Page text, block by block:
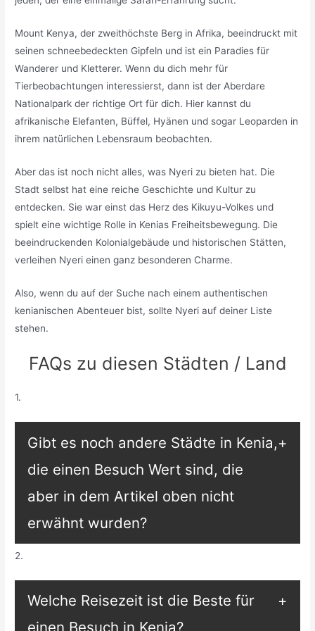
Mount Kenya, der zweithöchste Berg in Afrika, beeindruckt mit
seinen schneebedeckten Gipfeln und ist ein Paradies für
Wanderer und Kletterer. Wenn du dich mehr für
Tierbeobachtungen interessierst, dann ist der Aberdare
Nationalpark der richtige Ort für dich. Hier kannst du
afrikanische Elefanten, Büffel, Hyänen und sogar Leoparden in
ihrem natürlichen Lebensraum beobachten.
Aber das ist noch nicht alles, was Nyeri zu bieten hat. Die
Stadt selbst hat eine reiche Geschichte und Kultur zu
entdecken. Sie war einst das Herz des Kikuyu-Volkes und
spielt eine wichtige Rolle in Kenias Freiheitsbewegung. Die
beeindruckenden Kolonialgebäude und historischen Stätten,
verleihen Nyeri einen ganz besonderen Charme.
Also, wenn du auf der Suche nach einem authentischen
kenianischen Abenteuer bist, sollte Nyeri auf deiner Liste
stehen.
FAQs zu diesen Städten / Land
1.
Gibt es noch andere Städte in Kenia,
die einen Besuch Wert sind, die
aber in dem Artikel oben nicht
erwähnt wurden?
2.
Welche Reisezeit ist die Beste für
einen Besuch in Kenia?